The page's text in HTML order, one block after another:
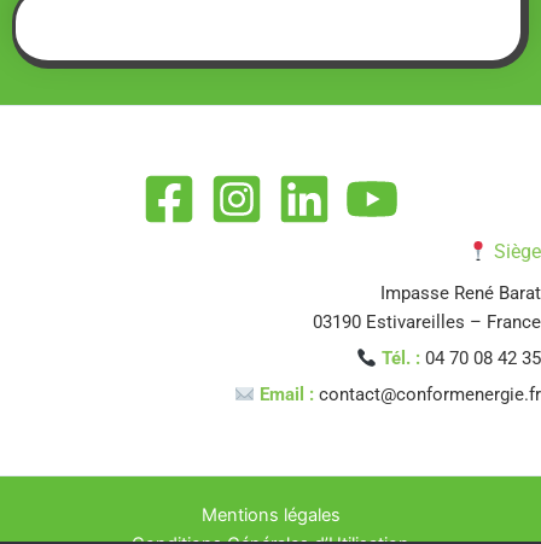
Siège
Impasse René Barat
03190 Estivareilles – France
Tél. : 04 70 08 42 35
Email : contact@conformenergie.fr
Mentions légales